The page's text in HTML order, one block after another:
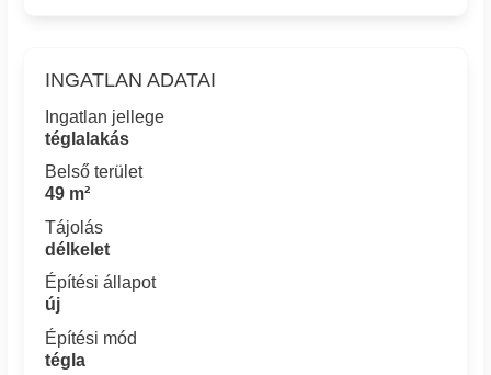
INGATLAN ADATAI
Ingatlan jellege
téglalakás
Belső terület
49 m²
Tájolás
délkelet
Építési állapot
új
Építési mód
tégla